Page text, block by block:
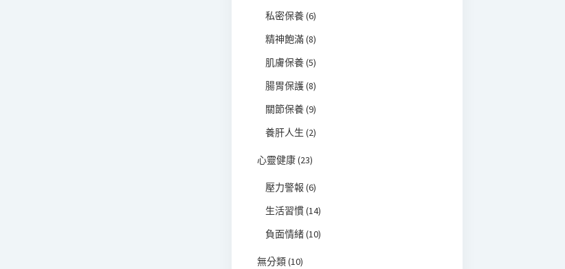
私密保養(6)
精神飽滿(8)
肌膚保養(5)
腸胃保護(8)
關節保養(9)
養肝人生 (2)
心靈健康(23)
壓力警報 (6)
生活習慣(14)
負面情緒(10)
無分類(10)